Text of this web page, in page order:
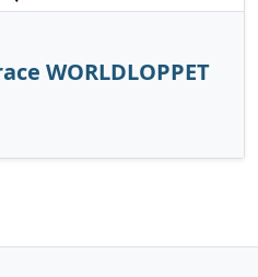
WORLDLOPPET